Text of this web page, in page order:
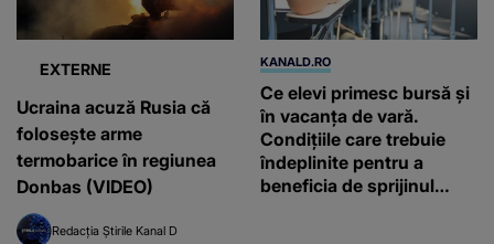
EXTERNE
Ucraina acuză Rusia că
folosește arme
termobarice în regiunea
Donbas (VIDEO)
Redacția Știrile Kanal D
KANALD.RO
Ce elevi primesc bursă și
în vacanța de vară.
Condițiile care trebuie
îndeplinite pentru a
beneficia de sprijinul